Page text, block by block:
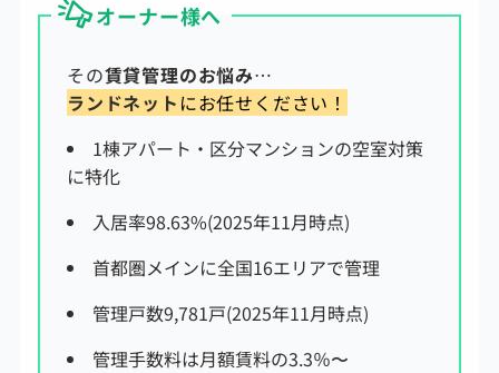
オーナー様へ
その賃貸管理のお悩み…
ランドネット にお任せください！
1棟アパート・区分マンションの空室対策
に特化
入居率98.63%(2025年11月時点)
首都圏メインに全国16エリアで管理
管理戸数9,781戸(2025年11月時点)
管理手数料は月額賃料の3.3％〜